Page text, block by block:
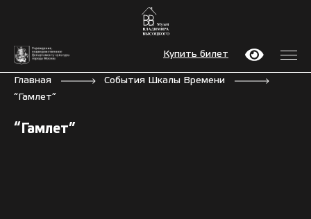
Купить билет
Главная
События Шкалы Времени
“Гамлет”
“Гамлет”